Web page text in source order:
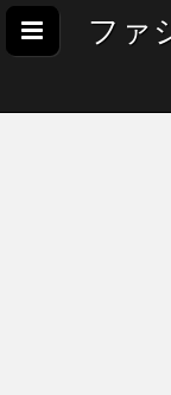
ファ